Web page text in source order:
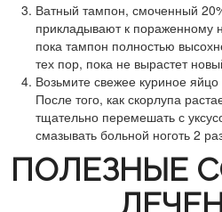
Ватный тампон, смоченный
прикладывают к пораженному
пока тампон полностью
тех пор, пока не вырастет
Возьмите свежее куриное
После того, как скорлупа
тщательно перемешать с
смазывать больной ноготь 2
ПОЛЕЗНЫЕ